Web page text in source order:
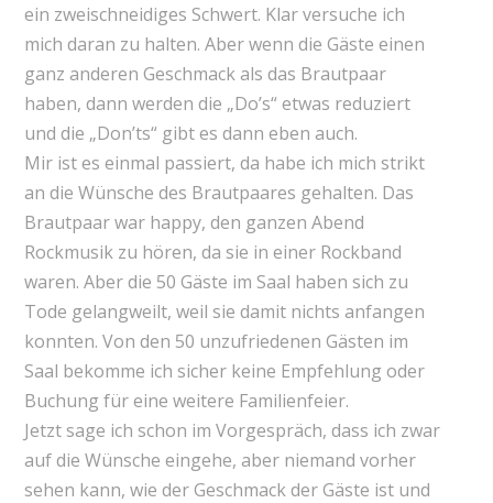
ein zweischneidiges Schwert. Klar versuche ich
mich daran zu halten. Aber wenn die Gäste einen
ganz anderen Geschmack als das Brautpaar
haben, dann werden die „Do’s“ etwas reduziert
und die „Don’ts“ gibt es dann eben auch.
Mir ist es einmal passiert, da habe ich mich strikt
an die Wünsche des Brautpaares gehalten. Das
Brautpaar war happy, den ganzen Abend
Rockmusik zu hören, da sie in einer Rockband
waren. Aber die 50 Gäste im Saal haben sich zu
Tode gelangweilt, weil sie damit nichts anfangen
konnten. Von den 50 unzufriedenen Gästen im
Saal bekomme ich sicher keine Empfehlung oder
Buchung für eine weitere Familienfeier.
Jetzt sage ich schon im Vorgespräch, dass ich zwar
auf die Wünsche eingehe, aber niemand vorher
sehen kann, wie der Geschmack der Gäste ist und